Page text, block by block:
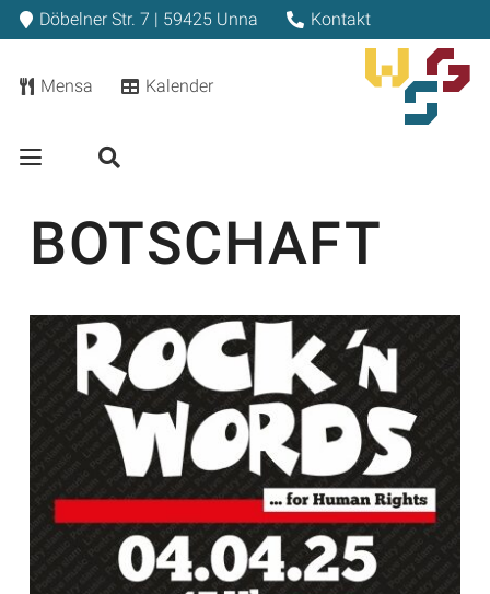
Döbelner Str. 7 | 59425 Unna Kontakt
Mensa Kalender
BOTSCHAFT